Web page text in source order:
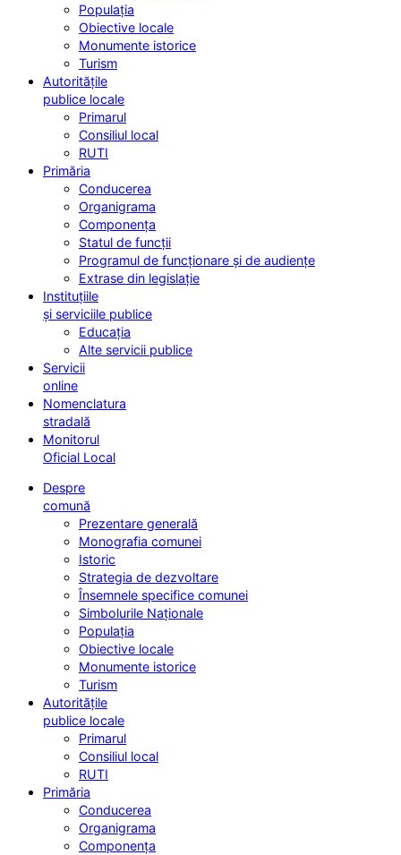
Populația
Obiective locale
Monumente istorice
Turism
Autoritățile
publice locale
Primarul
Consiliul local
RUTI
Primăria
Conducerea
Organigrama
Componența
Statul de funcții
Programul de funcționare și de audiențe
Extrase din legislație
Instituțiile
și serviciile publice
Educația
Alte servicii publice
Servicii
online
Nomenclatura
stradală
Monitorul
Oficial Local
Despre
comună
Prezentare generală
Monografia comunei
Istoric
Strategia de dezvoltare
Însemnele specifice comunei
Simbolurile Naționale
Populația
Obiective locale
Monumente istorice
Turism
Autoritățile
publice locale
Primarul
Consiliul local
RUTI
Primăria
Conducerea
Organigrama
Componența